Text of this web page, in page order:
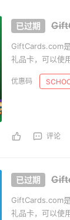
GiftCards.com
礼品卡，可以使
的礼品卡，
Anazon等礼品卡
评论
GiftCards.com
礼品卡，可以使
李先生牛肉面🍜
婷开挂摇摇乐实